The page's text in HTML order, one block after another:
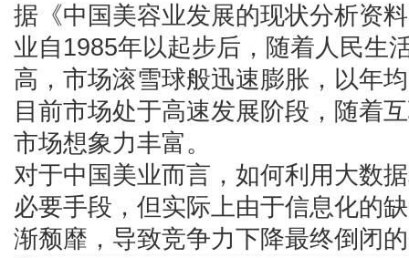
据《中国美容业发展的现状分析资
业自1985年以起步后，随着人民生
高，市场滚雪球般迅速膨胀，以年
目前市场处于高速发展阶段，随着
市场想象力丰富。
对于中国美业而言，如何利用大数
必要手段，但实际上由于信息化的
渐颓靡，导致竞争力下降最终倒闭